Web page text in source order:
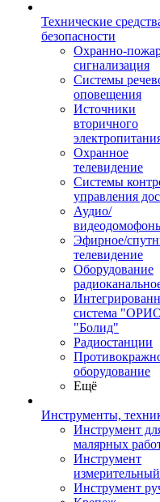
Технические
безопасности
Охранно-
сигнализация
Системы
оповещения
Источники
вторичного
Охранное
телевидение
Системы
управления
Аудио/
Эфирное/
телевидение
Оборудование
система
"Болид"
Радиостанции
оборудование
Ещё
Инструменты,
Инструмент
малярных
Инструмент
измерительный
Инструмент